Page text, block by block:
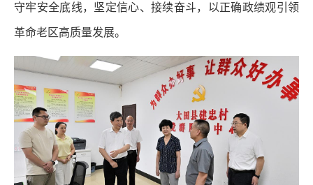
守牢安全底线，坚定信心、接续奋斗，以正确政绩观引领
革命老区高质量发展。